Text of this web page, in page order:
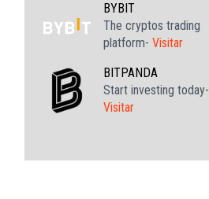
BYBIT
The cryptos trading
platform- Visitar
BITPANDA
Start investing today-
Visitar